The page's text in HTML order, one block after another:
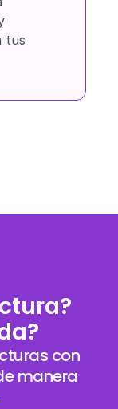
tus
con
manera